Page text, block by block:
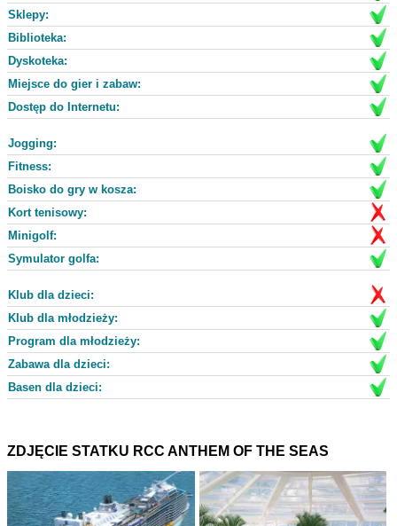
Sklepy:
Biblioteka:
Dyskoteka:
Miejsce do gier i zabaw:
Dostęp do Internetu:
Jogging:
Fitness:
Boisko do gry w kosza:
Kort tenisowy:
Minigolf:
Symulator golfa:
Klub dla dzieci:
Klub dla młodzieży:
Program dla młodzieży:
Zabawa dla dzieci:
Basen dla dzieci:
ZDJĘCIE STATKU RCC ANTHEM OF THE SEAS